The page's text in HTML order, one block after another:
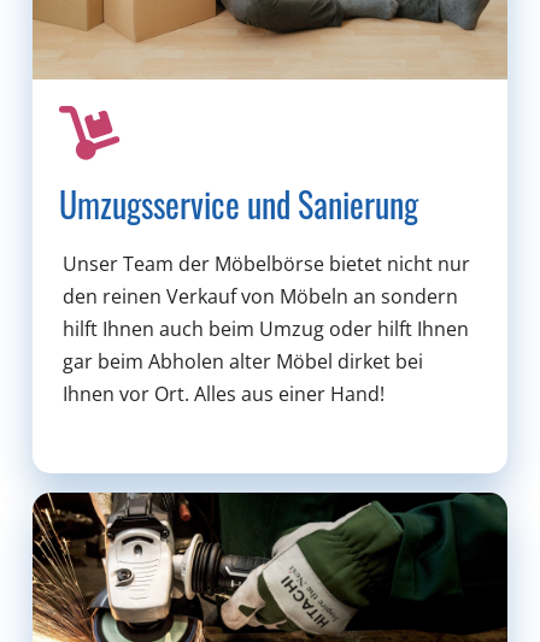
Umzugsservice und Sanierung
Unser Team der Möbelbörse bietet nicht nur
den reinen Verkauf von Möbeln an sondern
hilft Ihnen auch beim Umzug oder hilft Ihnen
gar beim Abholen alter Möbel dirket bei
Ihnen vor Ort. Alles aus einer Hand!